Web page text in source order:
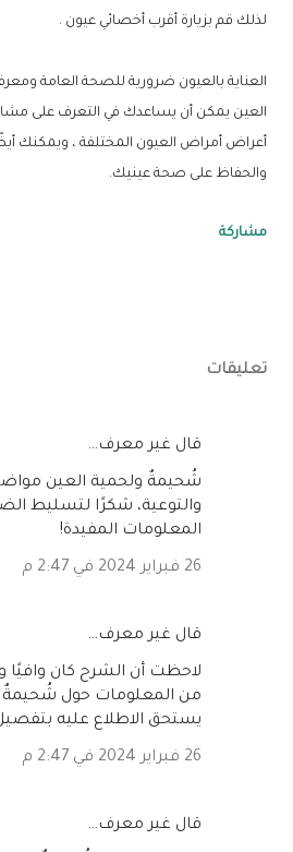
لذلك قم بزيارة أقرب أخصائي عيون .
العناية بالعيون ضرورية للصحة العامة
العين يمكن أن يساعدك في التعرف على
أعراض أمراض العيون المختلفة ، ويمكنك
والحفاظ على صحة عينيك.
مشاركة
تعليقات
‏قال غير معرف…
شُحيمةٌ ولحمية العين
والتوعية، شكرًا لتسليط
المعلومات المفيدة!
26 فبراير 2024 في 2:47 م
‏قال غير معرف…
لاحظت أن الشرح كان وافيًا
من المعلومات حول شُحيمةٌ
يستحق الاطلاع عليه
26 فبراير 2024 في 2:47 م
‏قال غير معرف…